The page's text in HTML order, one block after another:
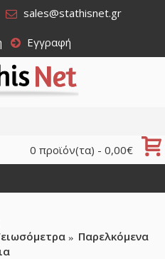
sales@stathisnet.gr
Εγγραφή
0 προϊόν(τα) - 0,00€
Παρελκόμενα